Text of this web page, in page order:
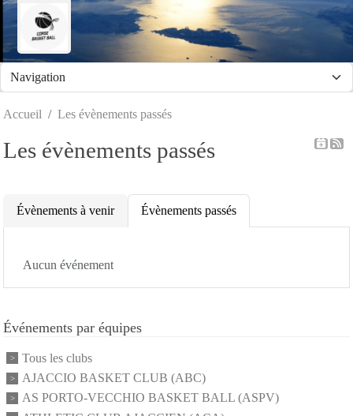
Accueil Les évènements passés
Les évènements passés
Évènements à venir Évènements passés
Aucun événement
Événements par équipes
Tous les clubs
AJACCIO BASKET CLUB (ABC)
AS PORTO-VECCHIO BASKET BALL (ASPV)
Panneau de gestion des cookies